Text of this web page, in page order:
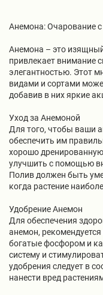
Анемона: Очарование с
Анемона – это
привлекает внимание
элегантностью. Этот
видами и сортами
добавив в них яркие
Уход за Анемоной
Для того, чтобы ваши
обеспечить им
хорошо
улучшить с помощью
Полив должен быть
когда растение
Удобрение Анемон
Для обеспечения
анемон,
богатые фосфором и
систему и
удобрения следует в
нанести вред